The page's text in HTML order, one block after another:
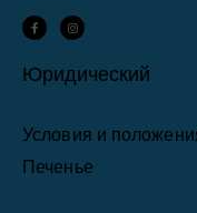
F
a
c
o
I
n
s
g
Юридический
Условия и
Печенье